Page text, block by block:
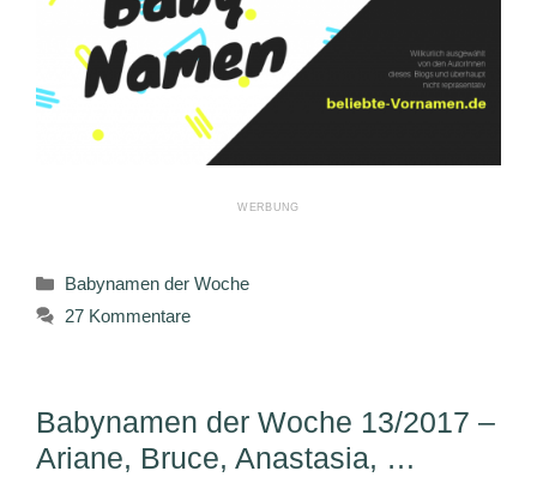
Kategorien
Babynamen der Woche
27 Kommentare
Babynamen der Woche 13/2017 –
Ariane, Bruce, Anastasia, …